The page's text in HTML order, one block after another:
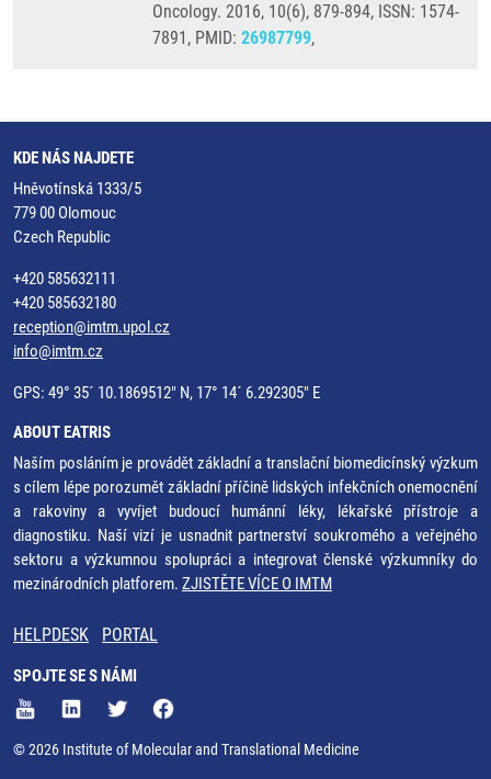
Oncology. 2016, 10(6), 879-894, ISSN: 1574-
7891, PMID: 26987799,
KDE NÁS NAJDETE
Hněvotínská 1333/5
779 00 Olomouc
Czech Republic
+420 585632111
+420 585632180
reception@imtm.upol.cz
info@imtm.cz
GPS: 49° 35´ 10.1869512" N, 17° 14´ 6.292305" E
ABOUT EATRIS
Naším posláním je provádět základní a translační biomedicínský výzkum
s cílem lépe porozumět základní příčině lidských infekčních onemocnění
a rakoviny a vyvíjet budoucí humánní léky, lékařské přístroje a
diagnostiku. Naší vizí je usnadnit partnerství soukromého a veřejného
sektoru a výzkumnou spolupráci a integrovat členské výzkumníky do
mezinárodních platforem. ZJISTĚTE VÍCE O IMTM
HELPDESK PORTAL
SPOJTE SE S NÁMI
© 2026 Institute of Molecular and Translational Medicine